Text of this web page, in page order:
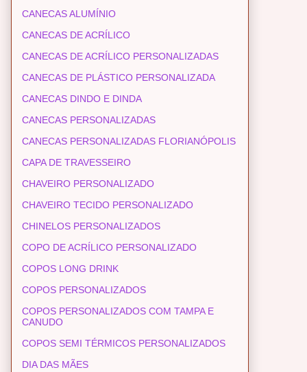
CANECAS ALUMÍNIO
CANECAS DE ACRÍLICO
CANECAS DE ACRÍLICO PERSONALIZADAS
CANECAS DE PLÁSTICO PERSONALIZADA
CANECAS DINDO E DINDA
CANECAS PERSONALIZADAS
CANECAS PERSONALIZADAS FLORIANÓPOLIS
CAPA DE TRAVESSEIRO
CHAVEIRO PERSONALIZADO
CHAVEIRO TECIDO PERSONALIZADO
CHINELOS PERSONALIZADOS
COPO DE ACRÍLICO PERSONALIZADO
COPOS LONG DRINK
COPOS PERSONALIZADOS
COPOS PERSONALIZADOS COM TAMPA E
CANUDO
COPOS SEMI TÉRMICOS PERSONALIZADOS
DIA DAS MÃES